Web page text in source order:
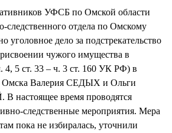
УФСБ по Омской области
следственного отдела по Омскому
уголовное дело за подстрекательство
чужого имущества в
4, 5 ст. 33 – ч. 3 ст. 160 УК РФ) в
Омска Валерия СЕДЫХ и Ольги
время проводятся
следственные мероприятия. Мера
пока не избиралась, уточнили